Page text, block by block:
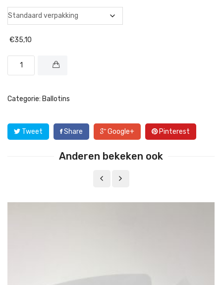
€35,10
Categorie: Ballotins
Tweet Share Google+ Pinterest
Anderen bekeken ook